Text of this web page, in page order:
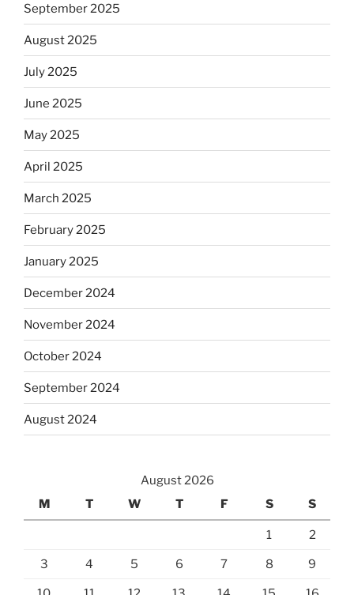
September 2025
August 2025
July 2025
June 2025
May 2025
April 2025
March 2025
February 2025
January 2025
December 2024
November 2024
October 2024
September 2024
August 2024
August 2026
M
T W T F S S
1 2
3 4 5 6 7 8 9